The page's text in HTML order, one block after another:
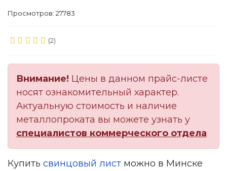
Просмотров: 27783
(2)
Внимание! Цены в данном прайс-листе
носят ознакомительный характер.
Актуальную стоимость и наличие
металлопроката вы можете узнать у
специалистов коммерческого отдела
Купить свинцовый лист можно в Минске